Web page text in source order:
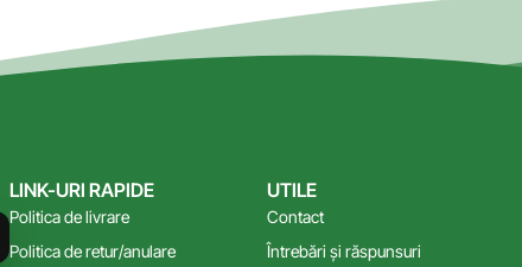
LINK-URI RAPIDE
Politica de livrare
Politica de retur/anulare
UTILE
Contact
Întrebări și răspunsuri